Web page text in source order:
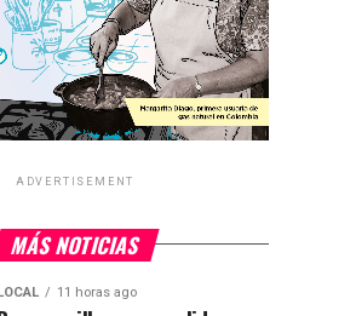
ADVERTISEMENT
MÁS NOTICIAS
11 horas ago